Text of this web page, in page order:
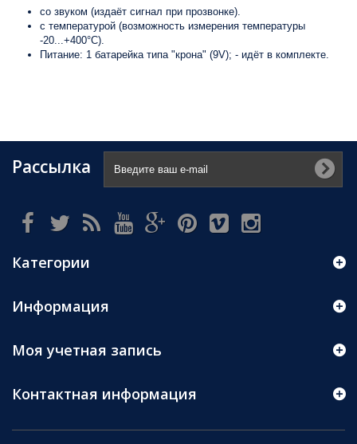
со звуком (издаёт сигнал при прозвонке).
с температурой (возможность измерения температуры
-20...+400°C).
Питание: 1 батарейка типа "крона" (9V); - идёт в комплекте.
Рассылка
Категории
Информация
Моя учетная запись
Контактная информация